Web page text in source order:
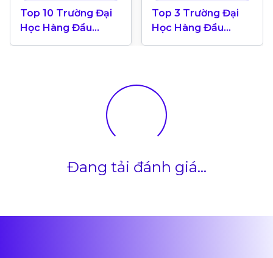
Top 10 Trường Đại
Học Hàng Đầu
Canada 2024
Top 3 Trường Đại
Học Hàng Đầu
Canada Theo Bảng
Đang tải đánh giá...